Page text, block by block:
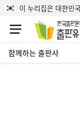
본문으로 바로가기
이 누리집은 대한민
함께하는 출판사